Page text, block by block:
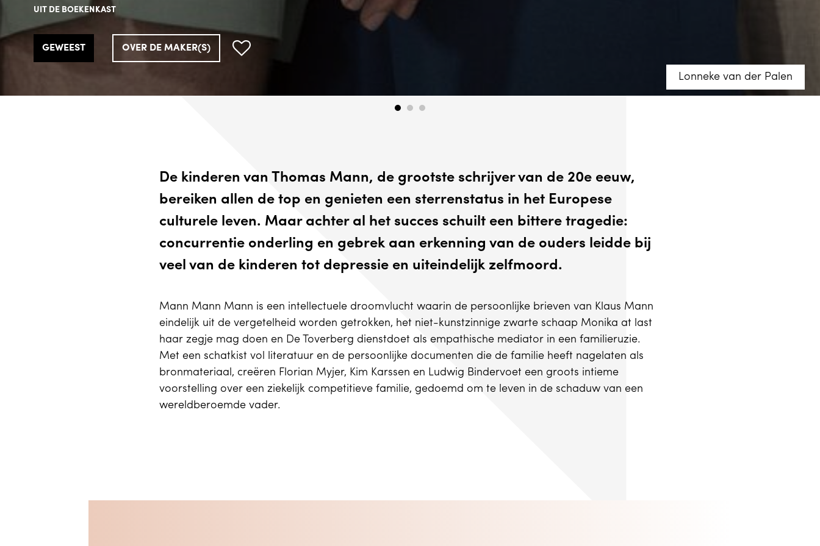
UIT DE BOEKENKAST
GEWEEST OVER DE MAKER(S)
Lonneke van der Palen
UIT DE BOEKENKAST
GEWEEST OVER DE MAKER(S)
Sofie Knijff
UIT DE BOEKENKAST
GEWEEST OVER DE MAKER(S)
Sofie Knijff
De kinderen van Thomas Mann, de grootste schrijver van de 20e eeuw,
bereiken allen de top en genieten een sterrenstatus in het Europese
culturele leven. Maar achter al het succes schuilt een bittere tragedie:
concurrentie onderling en gebrek aan erkenning van de ouders leidde bij
veel van de kinderen tot depressie en uiteindelijk zelfmoord.
Mann Mann Mann is een intellectuele droomvlucht waarin de persoonlijke brieven van Klaus Mann
eindelijk uit de vergetelheid worden getrokken, het niet-kunstzinnige zwarte schaap Monika at last
haar zegje mag doen en De Toverberg dienstdoet als empathische mediator in een familieruzie.
Met een schatkist vol literatuur en de persoonlijke documenten die de familie heeft nagelaten als
bronmateriaal, creëren Florian Myjer, Kim Karssen en Ludwig Bindervoet een groots intieme
voorstelling over een ziekelijk competitieve familie, gedoemd om te leven in de schaduw van een
wereldberoemde vader.